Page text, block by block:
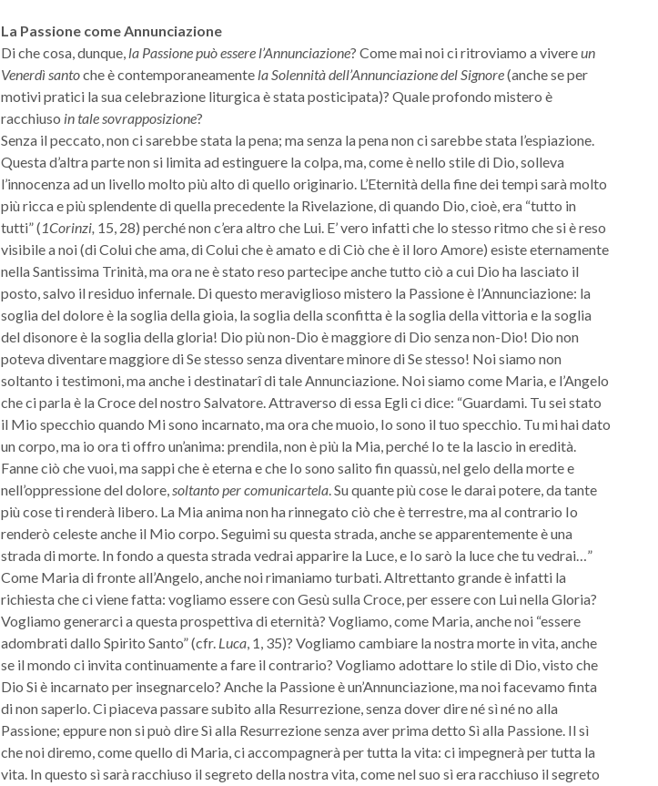
La Passione come Annunciazione
Di che cosa, dunque, la Passione può essere l’Annunciazione? Come mai noi ci ritroviamo a vivereun
Venerdì santoche è contemporaneamente la Solennità dell’Annunciazione delSignore(anche se per
motivi pratici la sua celebrazione liturgica è stata posticipata)? Quale profondo mistero è
racchiuso in tale sovrapposizione?
Senza il peccato, non ci sarebbe stata la pena; ma senza la pena non ci sarebbe stata l’espiazione.
Questa d’altra parte non si limita ad estinguere la colpa, ma, come è nello stile di Dio, solleva
l’innocenza ad un livello molto più alto di quello originario. L’Eternità della fine dei tempi sarà molto
più ricca e più splendente di quella precedente la Rivelazione, di quando Dio, cioè, era “tutto in
tutti” (1Corinzi, 15, 28) perché non c’era altro che Lui. E’ vero infatti che lo stesso ritmo che si è reso
visibile a noi (di Colui che ama, di Colui che è amato e di Ciò che è il loro Amore) esiste eternamente
nella Santissima Trinità, ma ora ne è stato reso partecipe anche tutto ciò a cui Dio ha lasciato il
posto, salvo il residuo infernale. Di questo meraviglioso mistero la Passione è l’Annunciazione: la
soglia del dolore è la soglia della gioia, la soglia della sconfitta è la soglia della vittoria e la soglia
del disonore è la soglia della gloria! Dio più non-Dio è maggiore di Dio senza non-Dio! Dio non
poteva diventare maggiore di Se stesso senza diventare minore di Se stesso! Noi siamo non
soltanto i testimoni, ma anche i destinatarî di tale Annunciazione. Noi siamo come Maria, e l’Angelo
che ci parla è la Croce del nostro Salvatore. Attraverso di essa Egli ci dice: “Guardami. Tu sei stato
il Mio specchio quando Mi sono incarnato, ma ora che muoio, Io sono il tuo specchio. Tu mi hai dato
un corpo, ma io ora ti offro un’anima: prendila, non è più la Mia, perché Io te la lascio in eredità.
Fanne ciò che vuoi, ma sappi che è eterna e che Io sono salito fin quassù, nel gelo della morte e
nell’oppressione del dolore,soltanto per comunicartela. Su quante più cose le darai potere, da tante
più cose ti renderà libero. La Mia anima non ha rinnegato ciò che è terrestre, ma al contrario Io
renderò celeste anche il Mio corpo. Seguimi su questa strada, anche se apparentemente è una
strada di morte. In fondo a questa strada vedrai apparire la Luce, e Io sarò la luce che tu vedrai…”
Come Maria di fronte all’Angelo, anche noi rimaniamo turbati. Altrettanto grande è infatti la
richiesta che ci viene fatta: vogliamo essere con Gesù sulla Croce, per essere con Lui nella Gloria?
Vogliamo generarci a questa prospettiva di eternità? Vogliamo, come Maria, anche noi “essere
adombrati dallo Spirito Santo” (cfr. Luca, 1, 35)? Vogliamo cambiare la nostra morte in vita, anche
se il mondo ci invita continuamente a fare il contrario? Vogliamo adottare lo stile di Dio, visto che
Dio Si è incarnato per insegnarcelo? Anche la Passione è un’Annunciazione, ma noi facevamo finta
di non saperlo. Ci piaceva passare subito alla Resurrezione, senza dover dire né sì né no alla
Passione; eppure non si può dire Sì alla Resurrezione senza aver prima detto Sì alla Passione. Il sì
che noi diremo, come quello di Maria, ci accompagnerà per tutta la vita: ci impegnerà per tutta la
vita. In questo sì sarà racchiuso il segreto della nostra vita, come nel suo sì era racchiuso il segreto